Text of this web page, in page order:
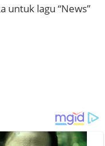
untuk lagu “News”